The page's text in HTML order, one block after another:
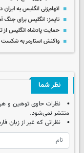
اتهام‌زنی انگلیس به
تایمز: انگلیس برای جنگ
حمایت پادشاه انگلیس از
واکنش استارمر به شکست‌
نظر شما
نظرات حاوی توهین و
منتشر نمی‌شود.
نظراتی که غیر از زبان